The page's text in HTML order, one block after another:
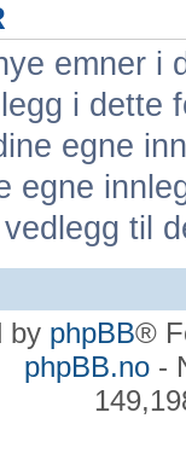
emner i
i dette
egne
egne
vedlegg til
by phpBB®
phpBB.no-